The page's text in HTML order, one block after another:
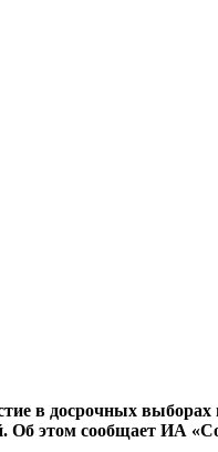
в досрочных выборах
Об этом сообщает ИА